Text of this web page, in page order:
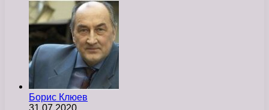
Борис Клюев
31.07.2020